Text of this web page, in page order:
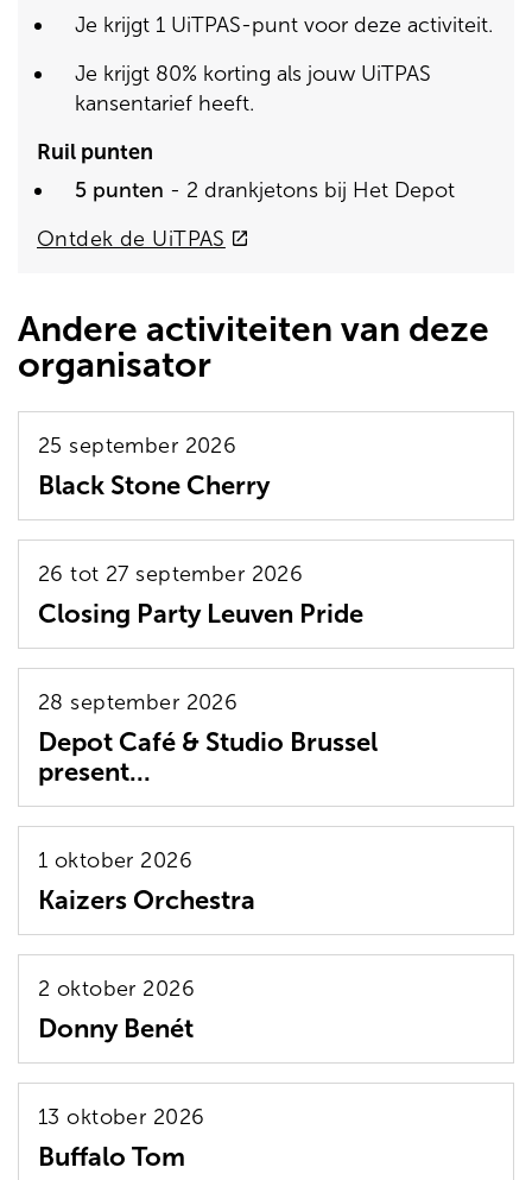
Je krijgt 1 UiTPAS-punt voor deze activiteit.
Je krijgt 80% korting als jouw UiTPAS
kansentarief heeft.
Ruil punten
5 punten - 2 drankjetons bij Het Depot
Ontdek de UiTPAS (externe
Andere activiteiten van deze
organisator
25 september 2026
Black Stone Cherry
26 tot 27 september 2026
Closing Party Leuven Pride
28 september 2026
Depot Café & Studio Brussel
present...
1 oktober 2026
Kaizers Orchestra
2 oktober 2026
Donny Benét
13 oktober 2026
Buffalo Tom